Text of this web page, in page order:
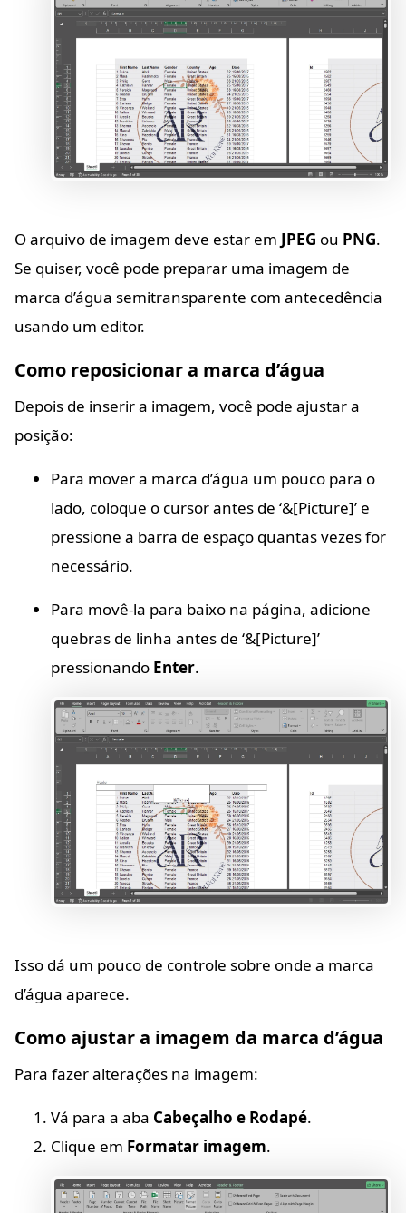
O arquivo de imagem deve estar em JPEG ou PNG.
Se quiser, você pode preparar uma imagem de
marca d’água semitransparente com antecedência
usando um editor.
Como reposicionar a marca d’água
Depois de inserir a imagem, você pode ajustar a
posição:
Para mover a marca d’água um pouco para o
lado, coloque o cursor antes de ‘&[Picture]’ e
pressione a barra de espaço quantas vezes for
necessário.
Para movê-la para baixo na página, adicione
quebras de linha antes de ‘&[Picture]’
pressionando Enter.
Isso dá um pouco de controle sobre onde a marca
d’água aparece.
Como ajustar a imagem da marca d’água
Para fazer alterações na imagem:
Vá para a aba Cabeçalho e Rodapé.
Clique em Formatar imagem.